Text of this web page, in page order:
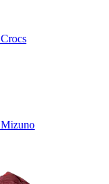
Crocs
Mizuno